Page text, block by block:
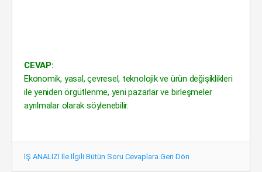
CEVAP:
Ekonomik, yasal, çevresel, teknolojik ve ürün değişiklikleri
ile yeniden örgütlenme, yeni pazarlar ve birleşmeler
ayrılmalar olarak söylenebilir.
İŞ ANALİZİ İle İlgili Bütün Soru Cevaplara Geri Dön